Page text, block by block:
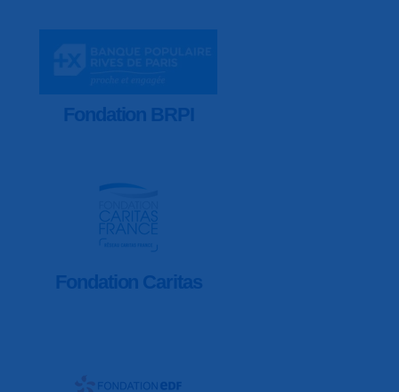
Fondation BRPI
Fondation Caritas